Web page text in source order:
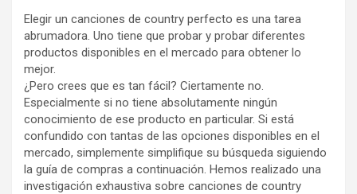
Elegir un canciones de country perfecto es una tarea
abrumadora. Uno tiene que probar y probar diferentes
productos disponibles en el mercado para obtener lo
mejor.
¿Pero crees que es tan fácil? Ciertamente no.
Especialmente si no tiene absolutamente ningún
conocimiento de ese producto en particular. Si está
confundido con tantas de las opciones disponibles en el
mercado, simplemente simplifique su búsqueda siguiendo
la guía de compras a continuación. Hemos realizado una
investigación exhaustiva sobre canciones de country